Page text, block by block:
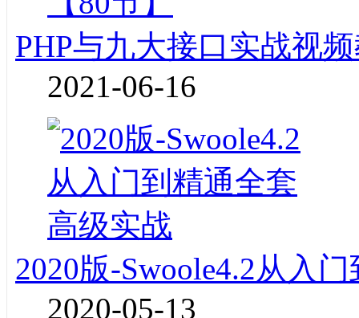
PHP与九大接口实战视
2021-06-16
2020版-Swoole4.2从入
2020-05-13